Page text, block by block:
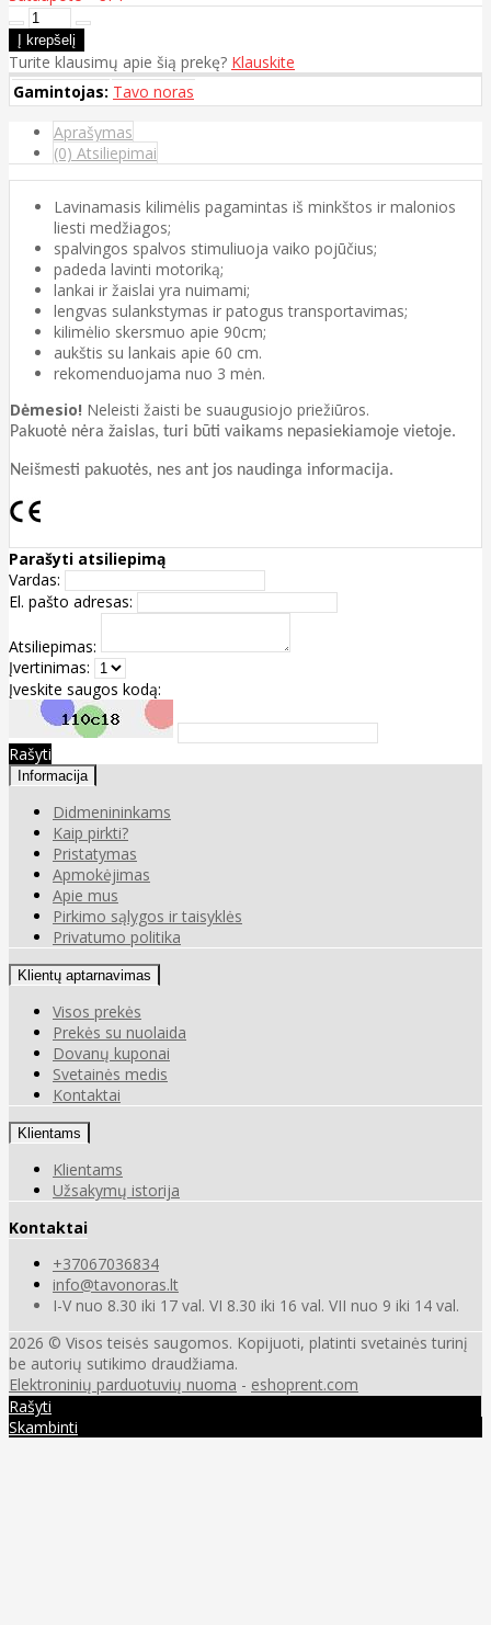
Turite klausimų apie šią prekę? Klauskite
Gamintojas: Tavo noras
Aprašymas
(0) Atsiliepimai
Lavinamasis kilimėlis pagamintas iš minkštos ir malonios
liesti medžiagos;
spalvingos spalvos stimuliuoja vaiko pojūčius;
padeda lavinti motoriką;
lankai ir žaislai yra nuimami;
lengvas sulankstymas ir patogus transportavimas;
kilimėlio skersmuo apie 90cm;
aukštis su lankais apie 60 cm.
rekomenduojama nuo 3 mėn.
Dėmesio! Neleisti žaisti be suaugusiojo priežiūros.
Pakuotė nėra žaislas, turi būti vaikams nepasiekiamoje vietoje.
Neišmesti pakuotės, nes ant jos naudinga informacija.
Parašyti atsiliepimą
Vardas:
El. pašto adresas:
Atsiliepimas:
Įvertinimas:
Įveskite saugos kodą:
Rašyti
Informacija
Didmenininkams
Kaip pirkti?
Pristatymas
Apmokėjimas
Apie mus
Pirkimo sąlygos ir taisyklės
Privatumo politika
Klientų aptarnavimas
Visos prekės
Prekės su nuolaida
Dovanų kuponai
Svetainės medis
Kontaktai
Klientams
Klientams
Užsakymų istorija
Kontaktai
+37067036834
info@tavonoras.lt
I-V nuo 8.30 iki 17 val. VI 8.30 iki 16 val. VII nuo 9 iki 14 val.
2026 © Visos teisės saugomos. Kopijuoti, platinti svetainės turinį
be autorių sutikimo draudžiama.
Elektroninių parduotuvių nuoma - eshoprent.com
Rašyti
Skambinti